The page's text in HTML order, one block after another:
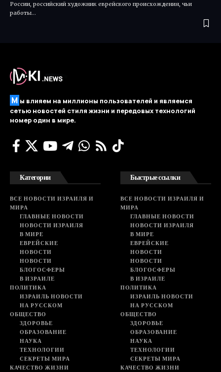
России, российский художник еврейского происхождения, чьи
работы…
М ы влияем на миллионы пользователей и являемся
сетью новостей стиля жизни и передовых технологий
номер один в мире.
Категории
ВСЕ НОВОСТИ ИЗРАИЛЯ И
МИРА
ГЛАВНЫЕ НОВОСТИ
НОВОСТИ ИЗРАИЛЯ
В МИРЕ
ЕВРЕЙСКИЕ
НОВОСТИ
НОВОСТИ
БЛОГОСФЕРЫ
В ИЗРАИЛЕ
ПОЛИТИКА
ИЗРАИЛЬ НОВОСТИ
НА РУССКОМ
ОБЩЕСТВО
ЗДОРОВЬЕ
ОБРАЗОВАНИЕ
НАУКА
ТЕХНОЛОГИИ
СЕКРЕТЫ МИРА
КАЧЕСТВО ЖИЗНИ
Быстрые ссылки
ВСЕ НОВОСТИ ИЗРАИЛЯ И
МИРА
ГЛАВНЫЕ НОВОСТИ
НОВОСТИ ИЗРАИЛЯ
В МИРЕ
ЕВРЕЙСКИЕ
НОВОСТИ
НОВОСТИ
БЛОГОСФЕРЫ
В ИЗРАИЛЕ
ПОЛИТИКА
ИЗРАИЛЬ НОВОСТИ
НА РУССКОМ
ОБЩЕСТВО
ЗДОРОВЬЕ
ОБРАЗОВАНИЕ
НАУКА
ТЕХНОЛОГИИ
СЕКРЕТЫ МИРА
КАЧЕСТВО ЖИЗНИ